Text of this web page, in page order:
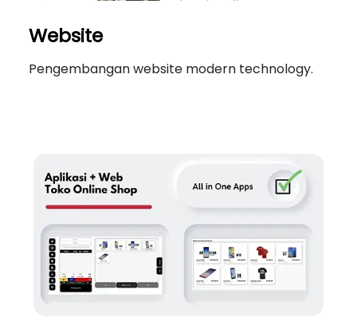
Website
Pengembangan website modern technology.